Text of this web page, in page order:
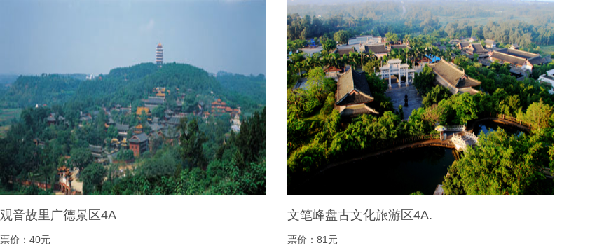
观音故里广德景区4A
票价：40元
文笔峰盘古文化旅游区4A.
票价：81元